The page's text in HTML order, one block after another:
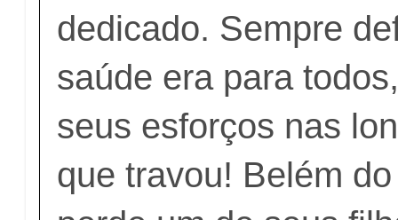
dedicado. Sempre
saúde era para
seus esforços nas
que travou! Belém